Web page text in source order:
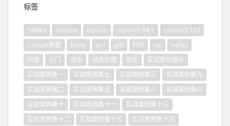
标签
3dtiles camera cesium cesium1.94.1
cesium1.105
Cesium数据
Entity glsl gltf PBS vip
webgl
中级
入门 动态 动态纹理 地形
实战案例番外
实战案例集一
实战案例集七 实战案例集三
实战案例集九
实战案例集二
实战案例集五 实战案例集八
实战案例集六
实战案例集十
实战案例集十一
实战案例集十三
实战案例集十二
实战案例集十五
实战案例集十四